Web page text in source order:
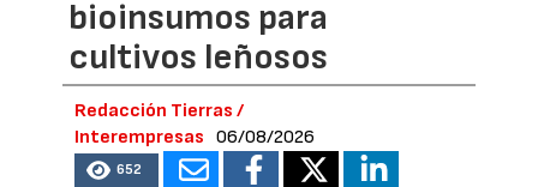
bioinsumos para
cultivos leñosos
Redacción Tierras /
Interempresas
06/08/2026
652